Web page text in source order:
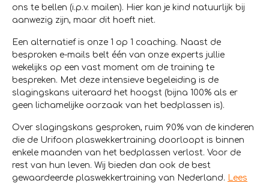
ons te bellen (i.p.v. mailen). Hier kan je kind natuurlijk bij
aanwezig zijn, maar dit hoeft niet.
Een alternatief is onze 1 op 1 coaching. Naast de
besproken e-mails belt één van onze experts jullie
wekelijks op een vast moment om de training te
bespreken. Met deze intensieve begeleiding is de
slagingskans uiteraard het hoogst (bijna 100% als er
geen lichamelijke oorzaak van het bedplassen is).
Over slagingskans gesproken, ruim 90% van de kinderen
die de Urifoon plaswekkertraining doorloopt is binnen
enkele maanden van het bedplassen verlost. Voor de
rest van hun leven. Wij bieden dan ook de best
gewaardeerde plaswekkertraining van Nederland.
Lees